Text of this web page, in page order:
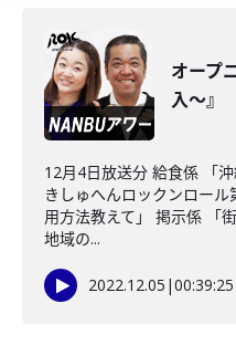
オープ
入～』
12月4日放送分 給食係 「
きしゅへんロックンロー
用方法教えて」 掲示係 「
地域の...
2022.12.05 |00:39:25